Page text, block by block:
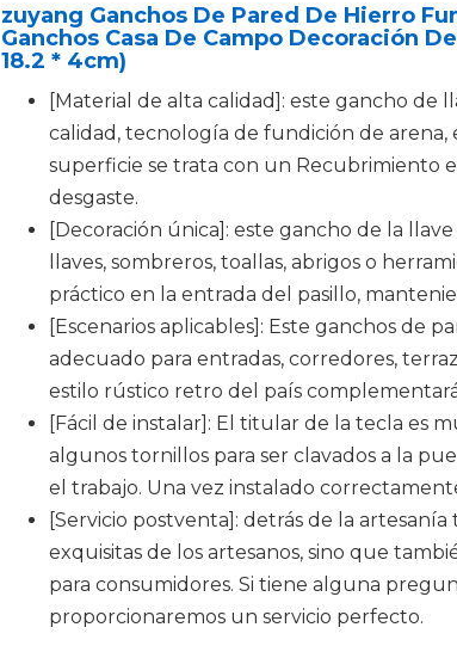
zuyang Ganchos De Pared De Hierro
Ganchos Casa De Campo Decoración
18.2 * 4cm)
[Material de alta calidad]: este gancho de
calidad, tecnología de fundición de arena,
superficie se trata con un Recubrimiento
desgaste.
[Decoración única]: este gancho de la
llaves, sombreros, toallas, abrigos o
práctico en la entrada del pasillo,
[Escenarios aplicables]: Este ganchos de
adecuado para entradas, corredores,
estilo rústico retro del país
[Fácil de instalar]: El titular de la tecla es
algunos tornillos para ser clavados a la
el trabajo. Una vez instalado
[Servicio postventa]: detrás de la
exquisitas de los artesanos, sino que
para consumidores. Si tiene alguna
proporcionaremos un servicio perfecto.